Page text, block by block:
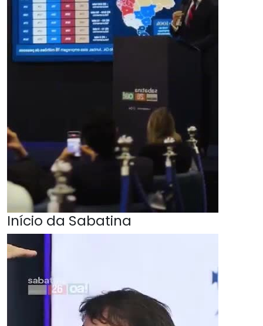
Início da Sabatina